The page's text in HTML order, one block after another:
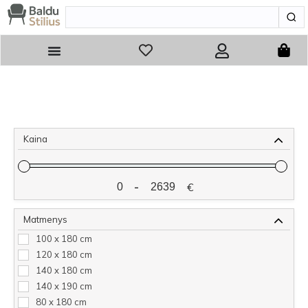
Kaina
Minimum Price
- Maximum Price
€
Matmenys
100 x 180 cm
120 x 180 cm
140 x 180 cm
140 x 190 cm
80 x 180 cm